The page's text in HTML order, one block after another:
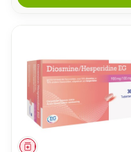
Geneesmiddel